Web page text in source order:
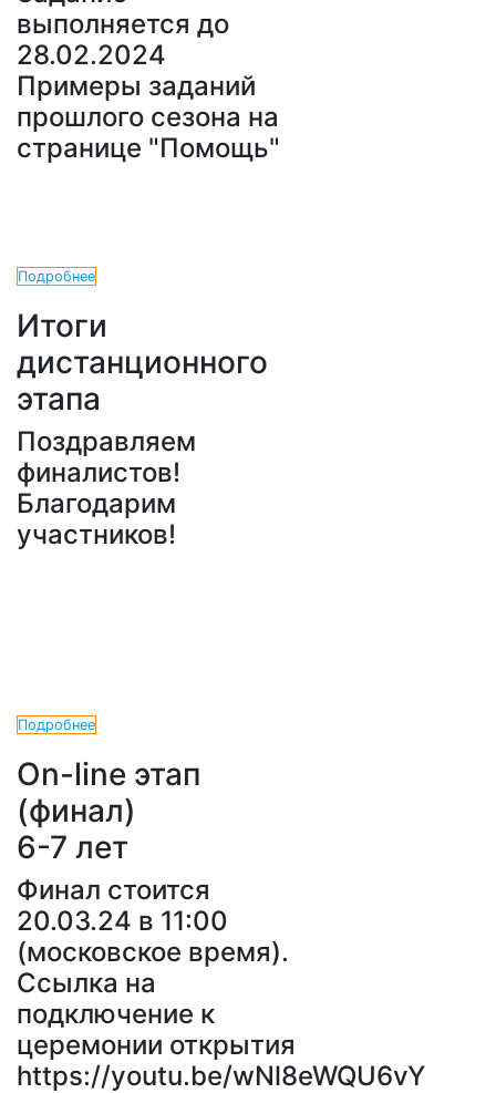
выполняется до
28.02.2024
Примеры заданий
прошлого сезона на
странице "Помощь"
Подробнее
Итоги
дистанционного
этапа
Поздравляем
финалистов!
Благодарим
участников!
Подробнее
On-line этап
(финал)
6-7 лет
Финал стоится
20.03.24 в 11:00
(московское время).
Ссылка на
подключение к
церемонии открытия
https://youtu.be/wNl8eWQU6vY